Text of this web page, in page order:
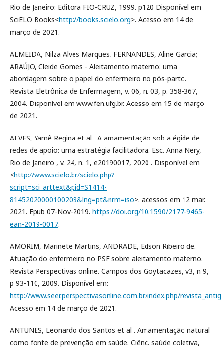
Rio de Janeiro: Editora FIO-CRUZ, 1999. p120 Disponível em
SciELO Books<http://books.scielo.org>. Acesso em 14 de
março de 2021.
ALMEIDA, Nilza Alves Marques, FERNANDES, Aline Garcia;
ARAÚJO, Cleide Gomes - Aleitamento materno: uma
abordagem sobre o papel do enfermeiro no pós-parto.
Revista Eletrônica de Enfermagem, v. 06, n. 03, p. 358-367,
2004. Disponível em www.fen.ufg.br. Acesso em 15 de março
de 2021.
ALVES, Yamê Regina et al . A amamentação sob a égide de
redes de apoio: uma estratégia facilitadora. Esc. Anna Nery,
Rio de Janeiro , v. 24, n. 1, e20190017, 2020 . Disponível em
<http://www.scielo.br/scielo.php?
script=sci_arttext&pid=S1414-
81452020000100208&lng=pt&nrm=iso>. acessos em 12 mar.
2021. Epub 07-Nov-2019. https://doi.org/10.1590/2177-9465-
ean-2019-0017.
AMORIM, Marinete Martins, ANDRADE, Edson Ribeiro de.
Atuação do enfermeiro no PSF sobre aleitamento materno.
Revista Perspectivas online. Campos dos Goytacazes, v3, n 9,
p 93-110, 2009. Disponível em:
http://www.seer.perspectivasonline.com.br/index.php/
Acesso em 14 de março de 2021.
ANTUNES, Leonardo dos Santos et al . Amamentação natural
como fonte de prevenção em saúde. Ciênc. saúde coletiva,